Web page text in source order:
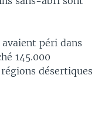
péri dans
145.000
désertiques